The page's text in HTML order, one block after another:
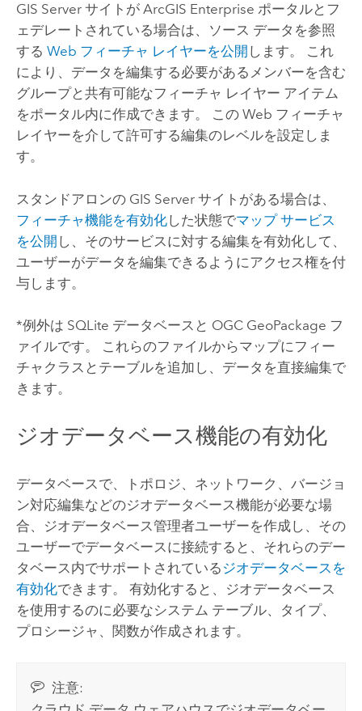
GIS Serverサイトが ArcGIS Enterprise ポータルとフ
ェデレートされている場合は、ソース データを参照
する Web フィーチャ レイヤーを公開 します。 これ
により、データを編集する必要があるメンバーを含む
グループと共有可能なフィーチャ レイヤー アイテム
をポータル内に作成できます。 この Web フィーチャ
レイヤーを介して許可する編集のレベルを設定しま
す。
スタンドアロンの GIS Serverサイトがある場合は、
フィーチャ機能を有効化した状態でマップ サービス
を公開 し、そのサービスに対する編集を有効化して、
ユーザーがデータを編集できるようにアクセス権を付
与します。
*例外は SQLite データベースと OGC GeoPackage フ
ァイルです。 これらのファイルからマップにフィー
チャクラスとテーブルを追加し、データを直接編集で
きます。
ジオデータベース機能の有効化
データベースで、トポロジ、ネットワーク、バージョ
ン対応編集などのジオデータベース機能が必要な場
合、ジオデータベース管理者ユーザーを作成し、その
ユーザーでデータベースに接続すると、それらのデー
タベース内でサポートされている ジオデータベースを
有効化できます。 有効化すると、ジオデータベース
を使用するのに必要なシステム テーブル、タイプ、
プロシージャ、関数が作成されます。
注意: